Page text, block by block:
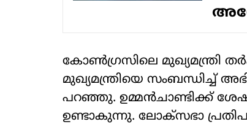
കോണ്‍ഗ്രസിലെ മുഖ്യമന്ത്രി
മുഖ്യമന്ത്രിയെ സംബന്ധിച്ച്
പറഞ്ഞു. ഉമ്മന്‍ചാണ്ടിക്ക്
ഉണ്ടാകുന്നു. ലോക്സഭാ